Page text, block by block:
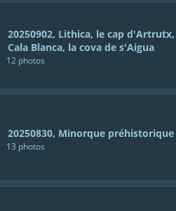
20250902, Lithica, le cap d'Artrutx,
Cala Blanca, la cova de s'Aigua
12 photos
20250830, Minorque préhistorique
13 photos